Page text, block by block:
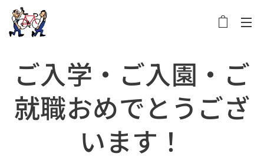
ご入学・ご入園・ご
就職おめでとうござ
います！